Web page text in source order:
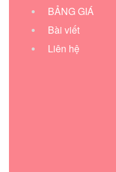
BẢNG GIÁ
Bài viết
Liên hệ